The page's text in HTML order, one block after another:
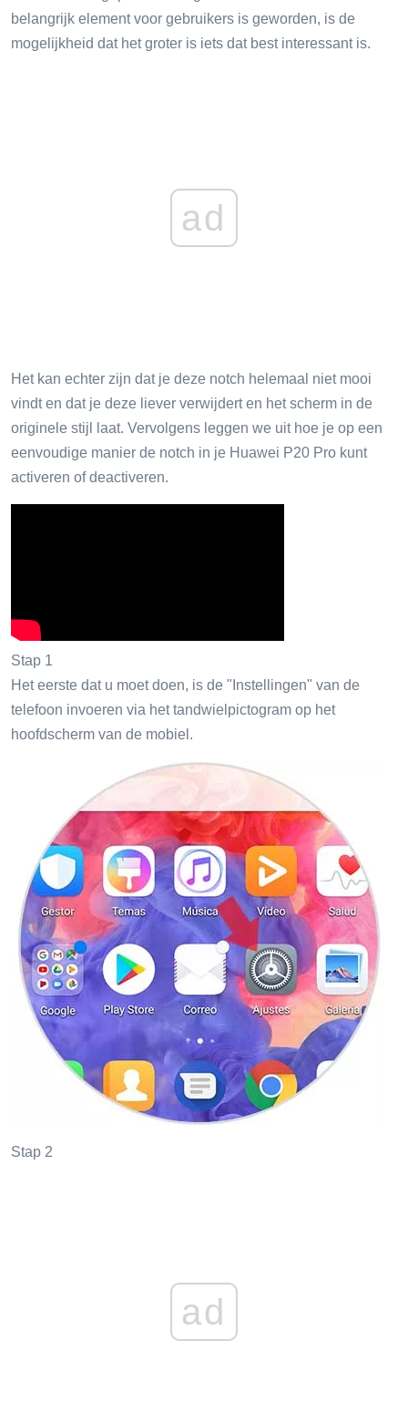
belangrijk element voor gebruikers is geworden, is de
mogelijkheid dat het groter is iets dat best interessant is.
ad
Het kan echter zijn dat je deze notch helemaal niet mooi
vindt en dat je deze liever verwijdert en het scherm in de
originele stijl laat. Vervolgens leggen we uit hoe je op een
eenvoudige manier de notch in je Huawei P20 Pro kunt
activeren of deactiveren.
Stap 1
Het eerste dat u moet doen, is de "Instellingen" van de
telefoon invoeren via het tandwielpictogram op het
hoofdscherm van de mobiel.
Stap 2
ad